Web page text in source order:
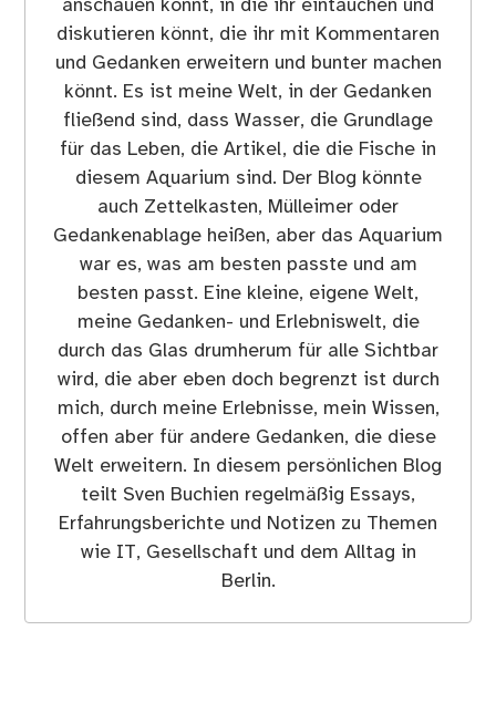
anschauen könnt, in die ihr eintauchen und
diskutieren könnt, die ihr mit Kommentaren
und Gedanken erweitern und bunter machen
könnt. Es ist meine Welt, in der Gedanken
fließend sind, dass Wasser, die Grundlage
für das Leben, die Artikel, die die Fische in
diesem Aquarium sind. Der Blog könnte
auch Zettelkasten, Mülleimer oder
Gedankenablage heißen, aber das Aquarium
war es, was am besten passte und am
besten passt. Eine kleine, eigene Welt,
meine Gedanken- und Erlebniswelt, die
durch das Glas drumherum für alle Sichtbar
wird, die aber eben doch begrenzt ist durch
mich, durch meine Erlebnisse, mein Wissen,
offen aber für andere Gedanken, die diese
Welt erweitern. In diesem persönlichen Blog
teilt Sven Buchien regelmäßig Essays,
Erfahrungsberichte und Notizen zu Themen
wie IT, Gesellschaft und dem Alltag in
Berlin.